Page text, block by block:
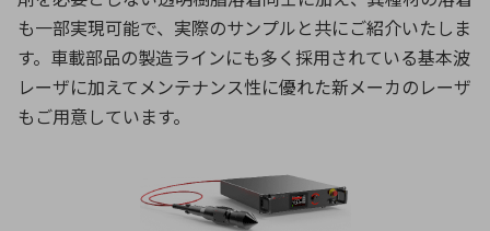
も一部実現可能で、実際のサンプルと共にご紹介いたしま
す。車載部品の製造ラインにも多く採用されている基本波
レーザに加えてメンテナンス性に優れた新メーカのレーザ
もご用意しています。